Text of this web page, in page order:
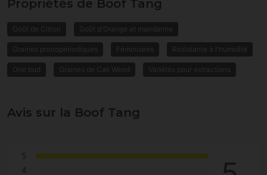
Propriétés de Boof Tang
Goût de Citron Goût d'Orange et mandarine
Graines photopériodiques Féminisées Résistante à l'humidité
One bud Graines de Cali Weed Variétés pour extractions
Avis sur la Boof Tang
5
4